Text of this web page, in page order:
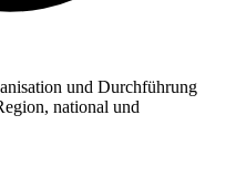
und Durchführung
national und